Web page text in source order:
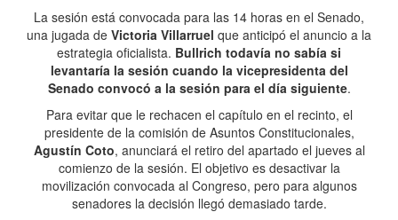
La sesión está convocada para las 14 horas en el Senado,
una jugada de Victoria Villarruel que anticipó el anuncio a la
estrategia oficialista. Bullrich todavía no sabía si
levantaría la sesión cuando la vicepresidenta del
Senado convocó a la sesión para el día siguiente.
Para evitar que le rechacen el capítulo en el recinto, el
presidente de la comisión de Asuntos Constitucionales,
Agustín Coto, anunciará el retiro del apartado el jueves al
comienzo de la sesión. El objetivo es desactivar la
movilización convocada al Congreso, pero para algunos
senadores la decisión llegó demasiado tarde.